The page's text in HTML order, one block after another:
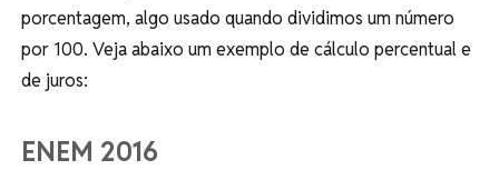
porcentagem, algo usado quando dividimos um número
por 100. Veja abaixo um exemplo de cálculo percentual e
de juros:
ENEM 2016